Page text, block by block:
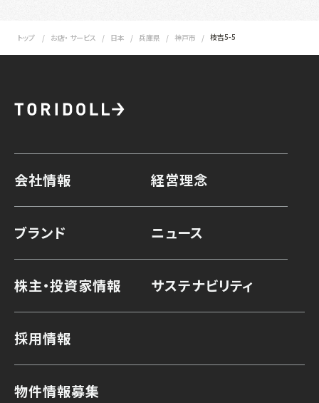
トップ お店・ サービス 日本 兵庫県 神戸市 枝吉5-5
会社情報 経営理念
ブランド ニュース
株主・投資家情報 サステナビリティ
採用情報
物件情報募集